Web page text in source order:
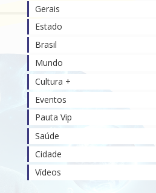
Gerais
Estado
Brasil
Mundo
Cultura +
Eventos
Pauta Vip
Saúde
Cidade
Vídeos